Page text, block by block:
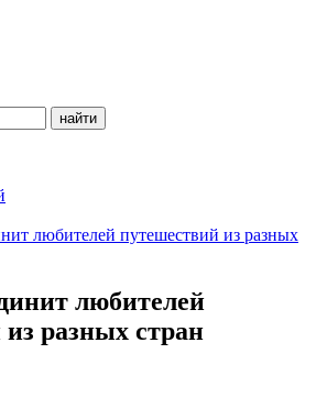
любителей путешествий из разных
любителей
разных стран